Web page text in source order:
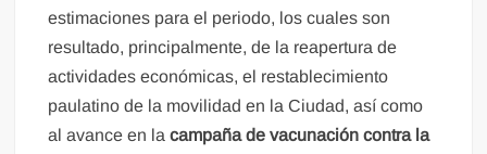
estimaciones para el periodo, los cuales son
resultado, principalmente, de la reapertura de
actividades económicas, el restablecimiento
paulatino de la movilidad en la Ciudad, así como
al avance en lacampaña de vacunación contra la